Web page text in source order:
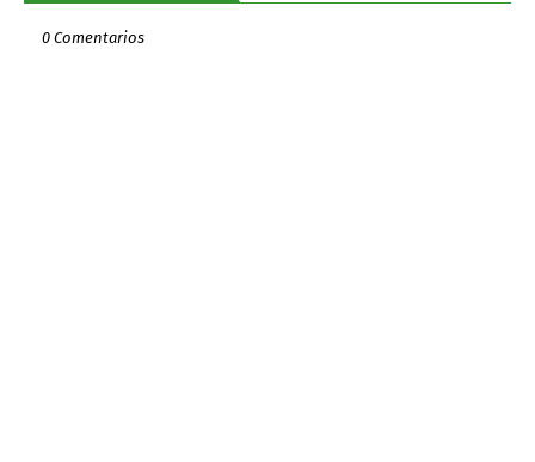
0 Comentarios